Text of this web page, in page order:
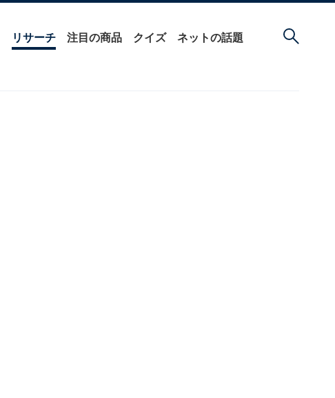
リサーチ 注目の商品 クイズ ネットの話題